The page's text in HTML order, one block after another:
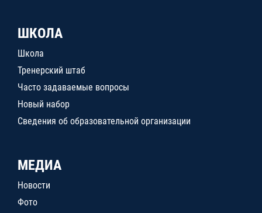
ШКОЛА
Школа
Тренерский штаб
Часто задаваемые вопросы
Новый набор
Сведения об образовательной организации
МЕДИА
Новости
Фото